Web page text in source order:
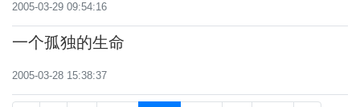
2005-03-29 09:54:16
一个孤独的生命
2005-03-28 15:38:37